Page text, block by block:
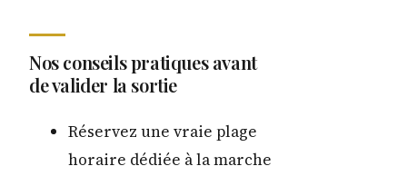
Nos conseils pratiques avant
de valider la sortie
Réservez une vraie plage
horaire dédiée à la marche